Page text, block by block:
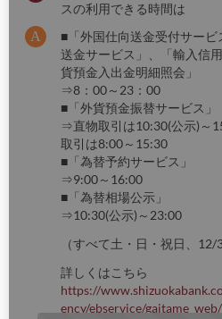
スの利用できる時間は
■「外国仕向送金受付サービ
送金サービス」、「輸入信
貨預金入出金明細照会」
⇒8：00～23：00
■「外貨預金振替サービス」
⇒直物取引は10:30(公示)～
取引は8:00～15:30
■「為替予約サービス」
⇒9:00～16:00
■「為替相場公示」
⇒10:30(公示)～23:00
（すべて土・日・祝日、12/
詳しくはこちら
https://
ency/ebservice/